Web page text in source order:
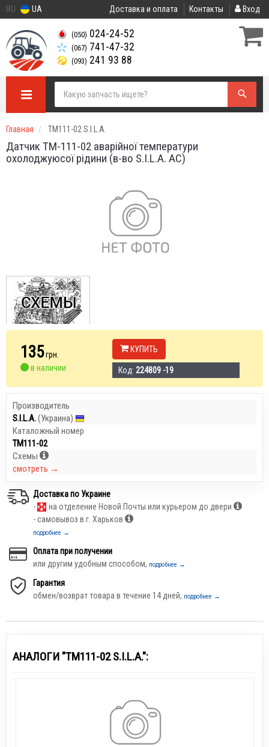
RU UA Доставка и оплата Контакты Вход
(050) 024-24-52
(067) 741-47-32
(093) 241 93 88
Главная ТМ111-02 S.I.L.A.
Датчик ТМ-111-02 аварійної температури
охолоджуюсої рідини (в-во S.I.L.A. AC)
135грн.
в наличии
КУПИТЬ
Код: 224809 -19
Производитель
S.I.L.A.(Украина)
Каталожный номер
ТМ111-02
Схемы
смотреть →
Доставка по Украине
-
на отделение Новой Почты или курьером до двери
- самовывоз в г. Харьков
подробнее →
Оплата при получении
или другим удобным способом, подробнее →
Гарантия
обмен/возврат товара в течение 14 дней, подробнее →
АНАЛОГИ "ТМ111-02 S.I.L.A.":